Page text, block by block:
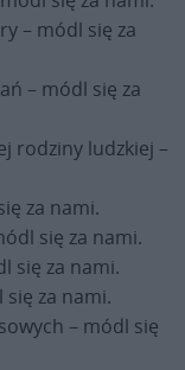
– módl się za
– módl się za
rodziny ludzkiej –
za nami.
się za nami.
się za nami.
się za nami.
– módl się